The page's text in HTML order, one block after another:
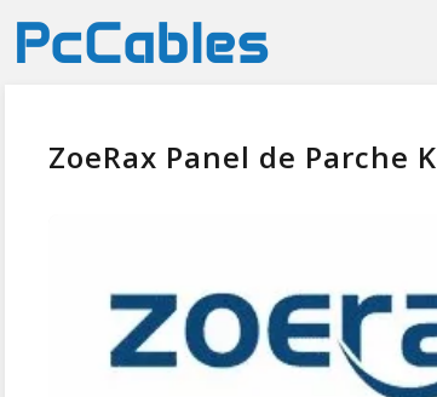
ZoeRax Panel de Parche